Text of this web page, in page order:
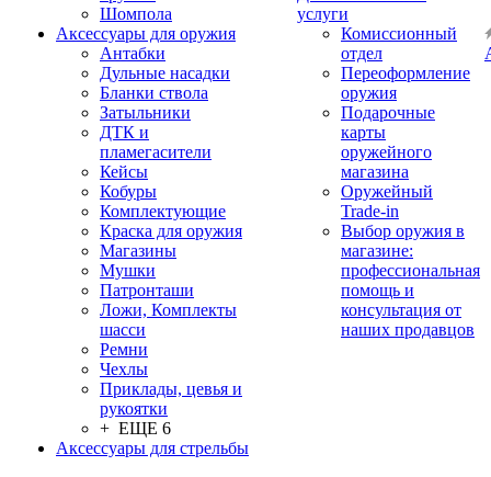
Шомпола
Аксессуары для оружия
Антабки
Дульные насадки
Бланки ствола
Затыльники
ДТК и
пламегасители
Кейсы
Кобуры
Комплектующие
Краска для оружия
Магазины
Мушки
Патронташи
Ложи, Комплекты
шасси
Ремни
Чехлы
Приклады, цевья и
рукоятки
+ ЕЩЕ 6
Аксессуары для стрельбы
услуги
Комиссионный
отдел
Переоформление
оружия
Подарочные
карты
оружейного
магазина
Оружейный
Trade-in
Выбор оружия в
магазине:
профессиональная
помощь и
консультация от
наших продавцов